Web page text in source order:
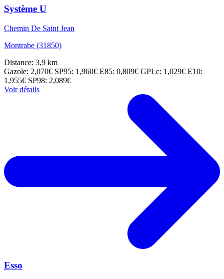
Système U
Chemin De Saint Jean
Montrabe (31850)
Distance: 3,9 km
Gazole: 2,070€ SP95: 1,960€ E85: 0,809€ GPLc: 1,029€ E10:
1,955€ SP98: 2,089€
Voir détails
Esso